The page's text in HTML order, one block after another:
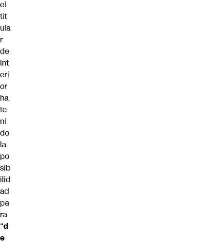
el
tit
ula
r
de
Int
eri
or
ha
te
ni
do
la
po
sib
ilid
ad
pa
ra
“d
e